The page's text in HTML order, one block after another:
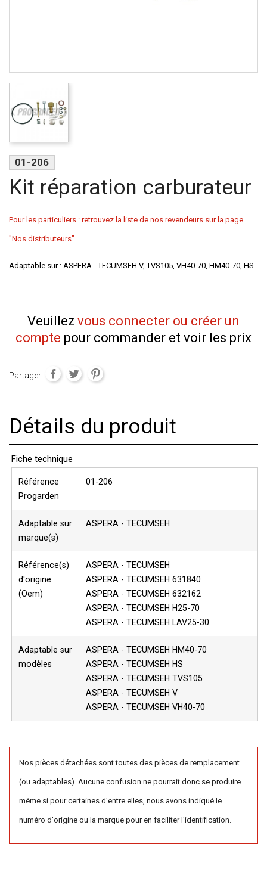
01-206
Kit réparation carburateur
Pour les particuliers : retrouvez la liste de nos revendeurs sur la page
"Nos distributeurs"
Adaptable sur : ASPERA - TECUMSEH V, TVS105, VH40-70, HM40-70, HS
Veuillez vous connecter ou créer un
compte pour commander et voir les prix
Partager
Détails du produit
Fiche technique
Référence
Progarden
01-206
Adaptable sur
marque(s)
ASPERA - TECUMSEH
Référence(s)
d'origine
(Oem)
ASPERA - TECUMSEH
ASPERA - TECUMSEH 631840
ASPERA - TECUMSEH 632162
ASPERA - TECUMSEH H25-70
ASPERA - TECUMSEH LAV25-30
Adaptable sur
modèles
ASPERA - TECUMSEH HM40-70
ASPERA - TECUMSEH HS
ASPERA - TECUMSEH TVS105
ASPERA - TECUMSEH V
ASPERA - TECUMSEH VH40-70
Nos pièces détachées sont toutes des pièces de remplacement
(ou adaptables). Aucune confusion ne pourrait donc se produire
même si pour certaines d'entre elles, nous avons indiqué le
numéro d'origine ou la marque pour en faciliter l'identification.